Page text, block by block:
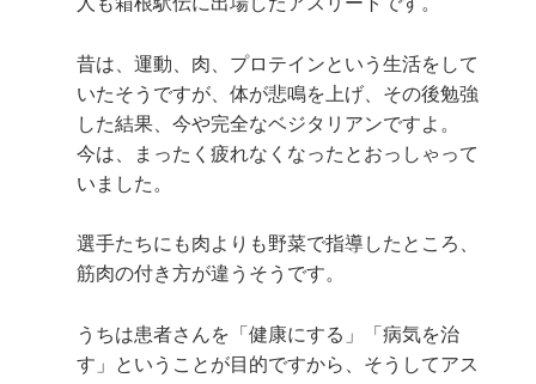
人も箱根駅伝に出場したアスリートです。
昔は、運動、肉、プロテインという生活をして
いたそうですが、体が悲鳴を上げ、その後勉強
した結果、今や完全なベジタリアンですよ。
今は、まったく疲れなくなったとおっしゃって
いました。
選手たちにも肉よりも野菜で指導したところ、
筋肉の付き方が違うそうです。
うちは患者さんを「健康にする」「病気を治
す」ということが目的ですから、そうしてアス